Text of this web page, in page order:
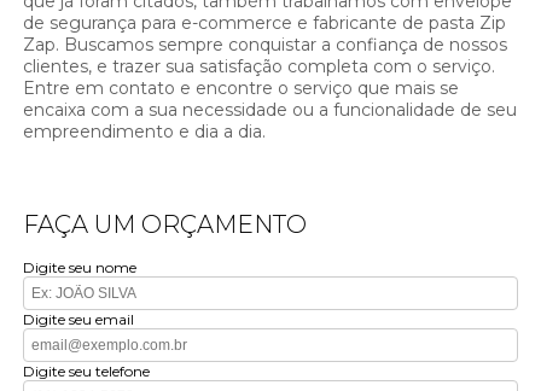
de segurança para e-commerce e fabricante de pasta Zip
Zap. Buscamos sempre conquistar a confiança de nossos
clientes, e trazer sua satisfação completa com o serviço.
Entre em contato e encontre o serviço que mais se
encaixa com a sua necessidade ou a funcionalidade de seu
empreendimento e dia a dia.
FAÇA UM ORÇAMENTO
Digite seu nome
Digite seu email
Digite seu telefone